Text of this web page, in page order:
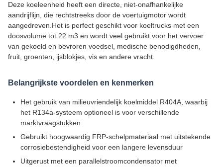
Deze koeleenheid heeft een directe, niet-onafhankelijke
aandrijflijn, die rechtstreeks door de voertuigmotor wordt
aangedreven.Het is perfect geschikt voor koeltrucks met een
doosvolume tot 22 m3 en wordt veel gebruikt voor het vervoer
van gekoeld en bevroren voedsel, medische benodigdheden,
fruit, groenten, ijsblokjes, vis en andere vracht.
Belangrijkste voordelen en kenmerken
Het gebruik van milieuvriendelijk koelmiddel R404A, waarbij
het R134a-systeem optioneel is voor verschillende
marktvraagstukken
Gebruikt hoogwaardig FRP-schelpmateriaal met uitstekende
corrosiebestendigheid voor een langere levensduur
Uitgerust met een parallelstroomcondensator met